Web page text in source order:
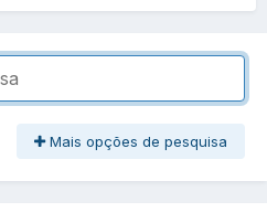
Mais opções de pesquisa